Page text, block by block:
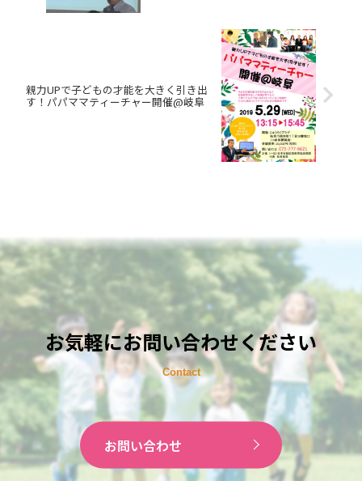
親力UPで子どもの才能を大きく引き出
す！パパママティーチャー開催@岐阜
お気軽にお問い合わせください
お問い合わせ